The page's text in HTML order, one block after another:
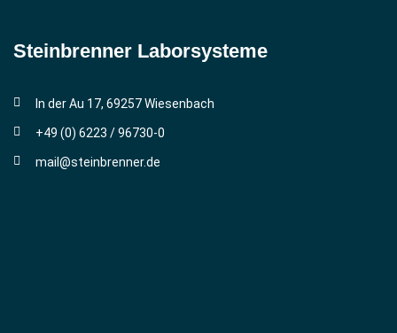
Steinbrenner ­Laborsysteme
In der Au 17, 69257 Wiesenbach
+49 (0) 6223 / 96730-0
mail@steinbrenner.de